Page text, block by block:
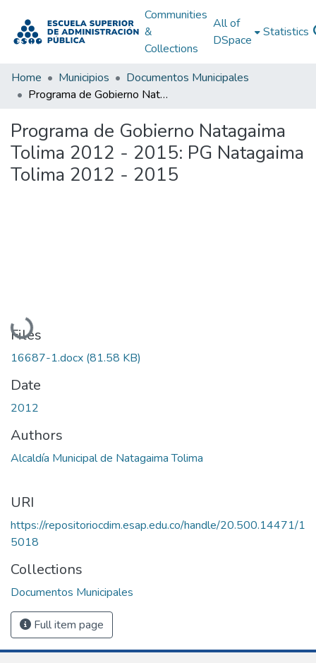
Communities
&
Collections
All of
DSpace
Statistics
Home Municipios
Documentos Municipales
Programa de Gobierno Natagaima Tolima 2012 - 2015: PG Natagaima Tolima 2012 - 2015
Programa de Gobierno Natagaima
Tolima 2012 - 2015: PG Natagaima
Tolima 2012 - 2015
Loading...
Files
16687-1.docx (81.58 KB)
Date
2012
Authors
Alcaldía Municipal de Natagaima Tolima
URI
https://repositoriocdim.esap.edu.co/handle/20.500.14471/1
5018
Collections
Documentos Municipales
Full item page